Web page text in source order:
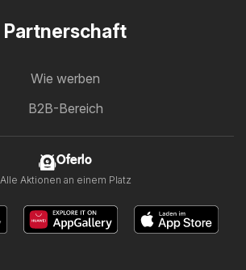
Partnerschaft
Wie werben
B2B-Bereich
Oferlo
Alle Aktionen an einem Platz